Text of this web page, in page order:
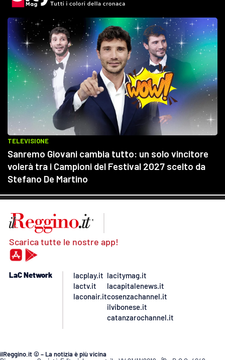
Scarica tutte le nostre app!
LaC Network
lacplay.it
lactv.it
laconair.it
lacitymag.it
lacapitalenews.it
cosenzachannel.it
ilvibonese.it
catanzarochannel.it
ilReggino.it © – La notizia è più vicina